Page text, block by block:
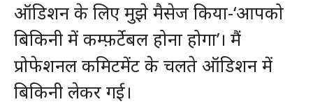
ऑडिशन के लिए मुझे मैसेज किया-‘आपको
बिकिनी में कम्फ़र्टेबल होना होगा’। मैं
प्रोफेशनल कमिटमेंट के चलते ऑडिशन में
बिकिनी लेकर गई।